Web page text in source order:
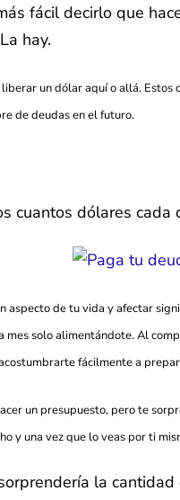
fácil decirlo que
hay.
un dólar aquí o allá.
de deudas en el futuro.
cuantos dólares
de tu vida y afectar
solo alimentándote. Al
fácilmente a
un presupuesto, pero te
y una vez que lo veas por ti
la